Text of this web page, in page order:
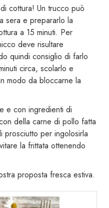
cottura! Un trucco può
sera e prepararlo la
a 15 minuti. Per
deve risultare
quindi consiglio di farlo
circa, scolarlo e
modo da bloccarne la
e con ingredienti di
della carne di pollo fatta
per ingolosirla
la frittata ottenendo
proposta fresca estiva.